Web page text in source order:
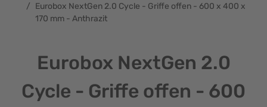
/ Eurobox NextGen 2.0 Cycle - Griffe offen - 600 x 400 x
170 mm - Anthrazit
Eurobox NextGen 2.0
Cycle - Griffe offen - 600